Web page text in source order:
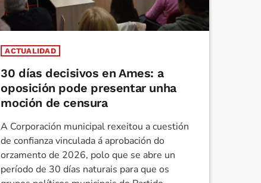
ACTUALIDAD
30 días decisivos en Ames: a
oposición pode presentar unha
moción de censura
A Corporación municipal rexeitou a cuestión
de confianza vinculada á aprobación do
orzamento de 2026, polo que se abre un
período de 30 días naturais para que os